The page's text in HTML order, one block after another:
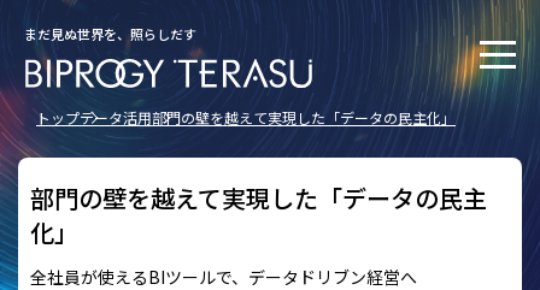
まだ見ぬ世界を、照らしだす
トップデータ活用部門の壁を越えて実現した「データの民主化」
部門の壁を越えて実現した「データの民主
化」
全社員が使えるBIツールで、データドリブン経営へ